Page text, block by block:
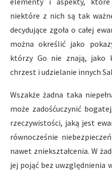
niektóre z nich są tak
decydujące zgoła o całej
można określić jako
którzy Go nie znają, jako
chrzest i udzielanie innych
Wszakże żadna taka
może zadośćuczynić
rzeczywistości, jaką jest
równocześnie
nawet zniekształcenia. W
jej pojąć bez uwzględnienia